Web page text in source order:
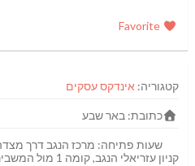
Favorite
קטגוריה: אינדקס עסקים
כתובת: באר שבע
שעות פתיחה: